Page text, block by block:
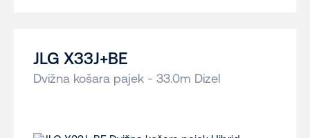
JLG X33J+BE
Dvižna košara pajek - 33.0m Dizel